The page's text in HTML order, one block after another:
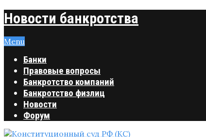
Новости банкротства
Menu
Банки
Правовые вопросы
Банкротство компаний
Банкротство физлиц
Новости
Форум